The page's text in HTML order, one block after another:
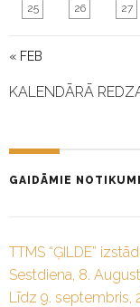
« FEB
25 26 27
KALENDĀRĀ
GAIDĀMIE NOTIKUMI
TTMS “ĢILDE”
Sestdiena, 8.
Līdz 9. septembris,